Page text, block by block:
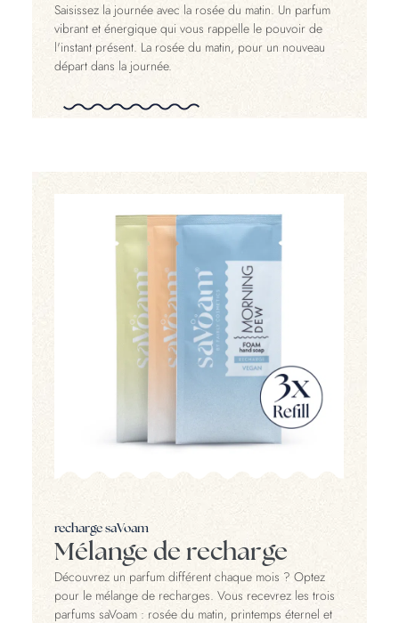
Saisissez la journée avec la rosée du matin. Un parfum
vibrant et énergique qui vous rappelle le pouvoir de
l'instant présent. La rosée du matin, pour un nouveau
départ dans la journée.
recharge saVoam
Mélange de recharge
Découvrez un parfum différent chaque mois ? Optez
pour le mélange de recharges. Vous recevrez les trois
parfums saVoam : rosée du matin, printemps éternel et